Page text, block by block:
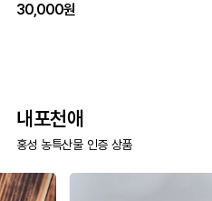
30,000원
내포천애
홍성 농특산물 인증 상품